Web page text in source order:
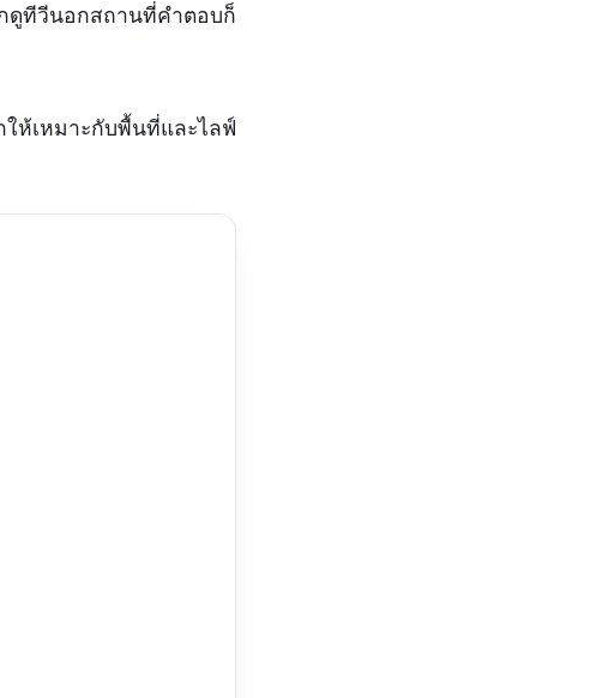
ดูทีวีนอกสถานที่คำตอบก็
ห้เหมาะกับพื้นที่และไลฟ์